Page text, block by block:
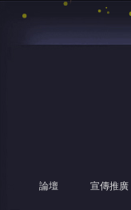
論壇 宣傳推廣